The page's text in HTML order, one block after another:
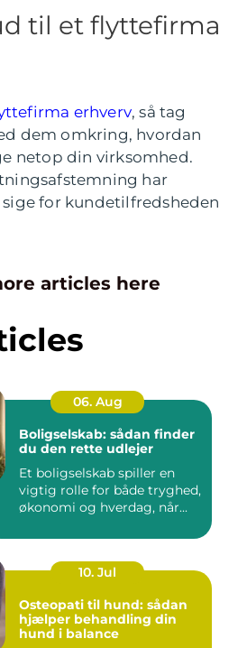
til et flyttefirma
erhverv, så tag
dem omkring, hvordan
netop din virksomhed.
har
for kundetilfredsheden
articles here
06. Aug
Boligselskab: sådan finder
du den rette udlejer
Et boligselskab spiller en
vigtig rolle for både tryghed,
økonomi og hverdag, når...
10. Jul
Osteopati til hund: sådan
hjælper behandling din
hund i balance